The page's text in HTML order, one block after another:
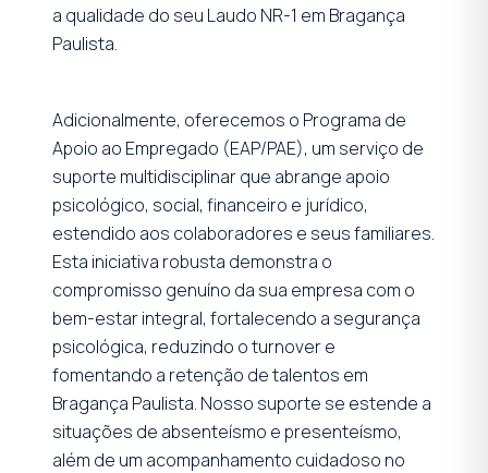
a qualidade do seu Laudo NR-1 em Bragança
Paulista.
Adicionalmente, oferecemos o Programa de
Apoio ao Empregado (EAP/PAE), um serviço de
suporte multidisciplinar que abrange apoio
psicológico, social, financeiro e jurídico,
estendido aos colaboradores e seus familiares.
Esta iniciativa robusta demonstra o
compromisso genuíno da sua empresa com o
bem-estar integral, fortalecendo a segurança
psicológica, reduzindo o turnover e
fomentando a retenção de talentos em
Bragança Paulista. Nosso suporte se estende a
situações de absenteísmo e presenteísmo,
além de um acompanhamento cuidadoso no